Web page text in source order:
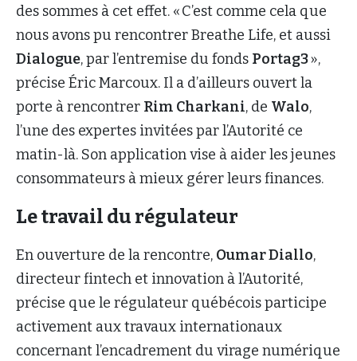
des sommes à cet effet. « C’est comme cela que
nous avons pu rencontrer Breathe Life, et aussi
Dialogue, par l’entremise du fonds Portag3»,
précise Éric Marcoux. Il a d’ailleurs ouvert la
porte à rencontrer Rim Charkani, de Walo,
l’une des expertes invitées par l’Autorité ce
matin-là. Son application vise à aider les jeunes
consommateurs à mieux gérer leurs finances.
Le travail du régulateur
En ouverture de la rencontre, Oumar Diallo,
directeur fintech et innovation à l’Autorité,
précise que le régulateur québécois participe
activement aux travaux internationaux
concernant l’encadrement du virage numérique